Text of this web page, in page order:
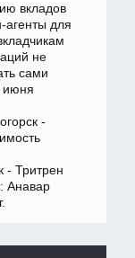
вкладов
агенты для
не
сами
июня
-
- Тритрен
Анавар